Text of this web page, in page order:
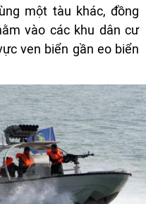
một tàu khác, đồng
vào các khu dân cư
ven biển gần eo biển